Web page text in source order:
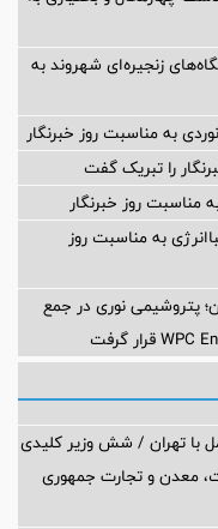
زنجیره‌ای شهروند به
به مناسبت روز خبرنگار
را تبریک گفت
مناسبت روز خبرنگار
به مناسبت روز
پتروشیمی نوری در جمع
با تهران / شش وزیر کلیدی
معدن و تجارت جمهوری